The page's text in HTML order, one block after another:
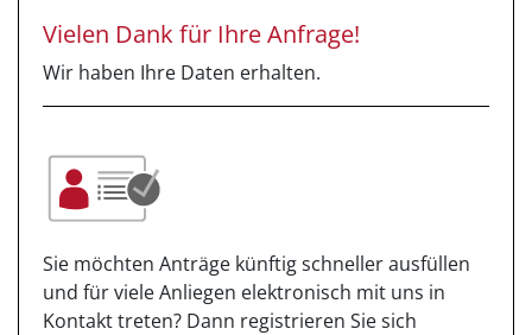
Vielen Dank für Ihre Anfrage!
Wir haben Ihre Daten erhalten.
Sie möchten Anträge künftig schneller ausfüllen
und für viele Anliegen elektronisch mit uns in
Kontakt treten? Dann registrieren Sie sich